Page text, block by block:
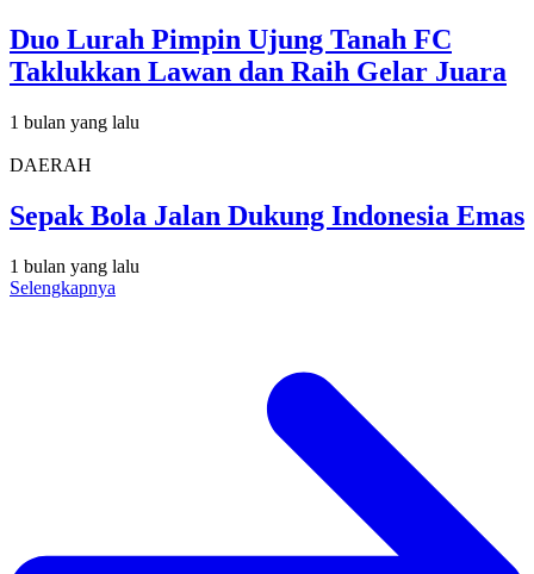
Duo Lurah Pimpin Ujung Tanah FC
Taklukkan Lawan dan Raih Gelar Juara
1 bulan yang lalu
DAERAH
Sepak Bola Jalan Dukung Indonesia Emas
1 bulan yang lalu
Selengkapnya